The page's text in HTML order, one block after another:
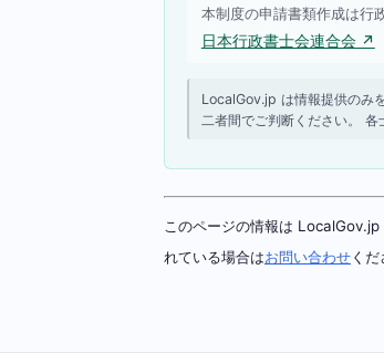
本制度の申請書類作成は行
日本行政書士会連合会 ↗
LocalGov.jp は情報提供のみ
二者間でご判断ください。 各
このページの情報は
れている場合はお問い合わせくだ